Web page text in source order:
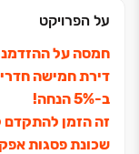
על הפרויקט
חמסה על
דירת חמישה
ב‏-5% הנחה!
זה הזמן להתקדם
שכונת פסגות